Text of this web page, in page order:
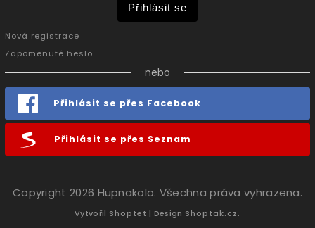
Přihlásit se
Nová registrace
Zapomenuté heslo
nebo
Přihlásit se přes Facebook
Přihlásit se přes Seznam
Copyright 2026 Hupnakolo. Všechna práva vyhrazena.
Vytvořil Shoptet | Design Shoptak.cz.